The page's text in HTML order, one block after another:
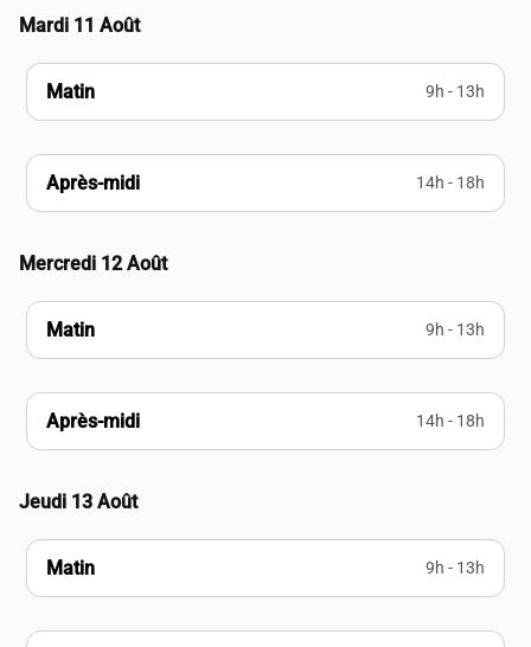
Mardi 11 Août
Matin 9h - 13h
Après-midi 14h - 18h
Mercredi 12 Août
Matin 9h - 13h
Après-midi 14h - 18h
Jeudi 13 Août
Matin 9h - 13h